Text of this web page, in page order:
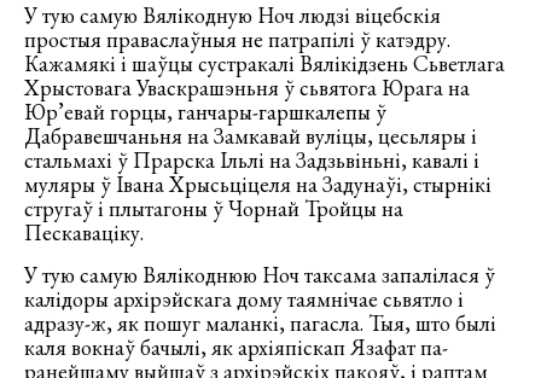
У тую самую Вялікодную Ноч людзі віцебскія
простыя праваслаўныя не патрапілі ў катэдру.
Кажамякі і шаўцы сустракалі Вялікідзень Сьветлага
Хрыстовага Уваскрашэньня ў сьвятога Юрага на
Юр’евай горцы, ганчары-гаршкалепы ў
Дабравешчаньня на Замкавай вуліцы, цесьляры і
стальмахі ў Прарска Ільлі на Задзьвіньні, кавалі і
муляры ў Івана Хрысьціцеля на Задунаўі, стырнікі
стругаў і плытагоны ў Чорнай Тройцы на
Пескаваціку.
У тую самую Вялікоднюю Ноч таксама запалілася ў
калідоры архірэйскага дому таямнічае сьвятло і
адразу-ж, як пошуг маланкі, пагасла. Тыя, што былі
каля вокнаў бачылі, як архіяпіскап Язафат па-
ранейшаму выйшаў з архірэйскіх пакояў, і раптам